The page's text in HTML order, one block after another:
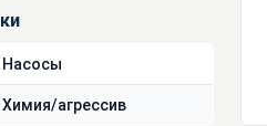
Насосы
Химия/агрессив